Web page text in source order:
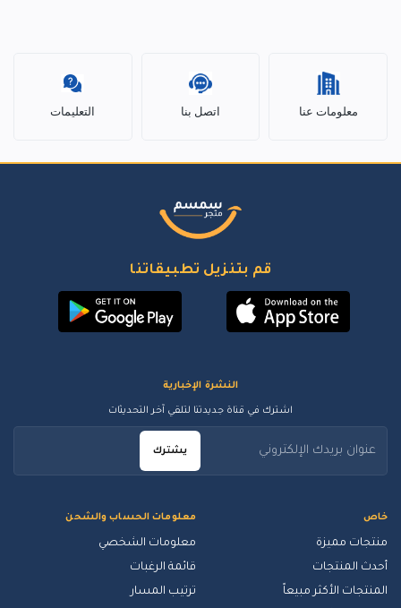
معلومات عنا اتصل بنا التعليمات
قم بتنزيل تطبيقاتنا
خاص
منتجات مميزة
أحدث المنتجات
المنتجات الأكثر مبيعاً
معلومات الحساب والشحن
معلومات الشخصي
قائمة الرغبات
ترتيب المسار
النشرة الإخبارية
اشترك في قناة جديدتنا لتلقي آخر التحديثات
يشترك